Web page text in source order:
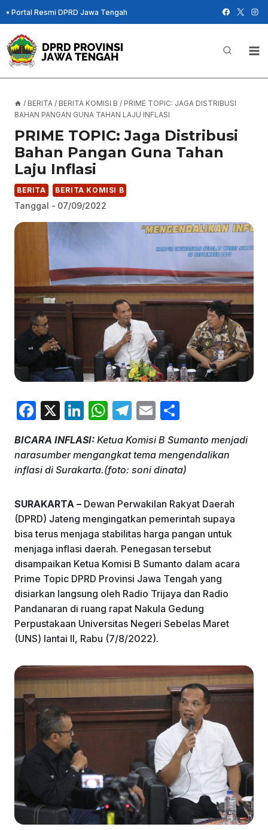
Skip
to
content
• Portal Resmi DPRD Jawa Tengah
/ BERITA / BERITA KOMISI B / PRIME TOPIC: JAGA DISTRIBUSI
BAHAN PANGAN GUNA TAHAN LAJU INFLASI
PRIME TOPIC: Jaga Distribusi
Bahan Pangan Guna Tahan
Laju Inflasi
BERITA BERITA KOMISI B
Tanggal - 07/09/2022
F
c
e
o
o
k
X
Li
k
e
n
W
at
s
p
p
T
e
gr
m
E
ai
l
ar
e
BICARA INFLASI: Ketua Komisi B Sumanto menjadi
narasumber mengangkat tema mengendalikan
inflasi di Surakarta.(foto: soni dinata)
SURAKARTA – Dewan Perwakilan Rakyat Daerah
(DPRD) Jateng mengingatkan pemerintah supaya
bisa terus menjaga stabilitas harga pangan untuk
menjaga inflasi daerah. Penegasan tersebut
disampaikan Ketua Komisi B Sumanto dalam acara
Prime Topic DPRD Provinsi Jawa Tengah yang
disiarkan langsung oleh Radio Trijaya dan Radio
Pandanaran di ruang rapat Nakula Gedung
Perpustakaan Universitas Negeri Sebelas Maret
(UNS) lantai II, Rabu (7/8/2022).